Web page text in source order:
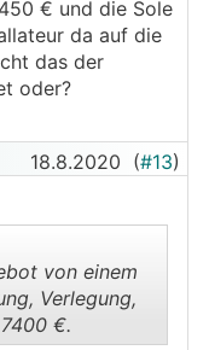
€ und die Sole
da auf die
das der
oder?
18.8.2020 (#13)
von einem
Verlegung,
€.